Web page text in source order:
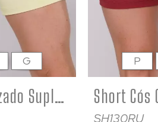
Short Cós Cruzado Suplex Poliamida Academia Feminino Amarelo Bebê
G
SH130RU
P